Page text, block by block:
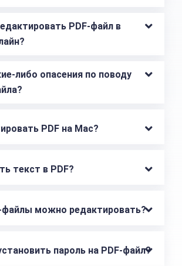
PDF-файл в
либо опасения по поводу
PDF на Mac?
текст в PDF?
файлы можно редактировать?
пароль на PDF-файл?